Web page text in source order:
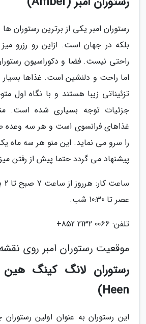
رستوران امبر یکی از برترین رستوران
بلکه در جهان است. ازاین رو رزرو
راحتی نیست. فضا و دکوراسیون
اما راحت و دلنشین است. غذاها بسیار
تزئیناتی زیبا هستند و با نگاه اول
جزئیات توجه بسیاری شده است.
غذاهای فرانسوی است و هر سه وعده
را سرو می نماید. این منو هر سه ماه
پیشنهاد می گردد حتما پیش از رفتن میز
عصر تا 10:30 شب.
تلفن: 0066 2132 852+
موقعیت رستوران امبر روی نقشه
Heen)
این رستوران به عنوان اولین